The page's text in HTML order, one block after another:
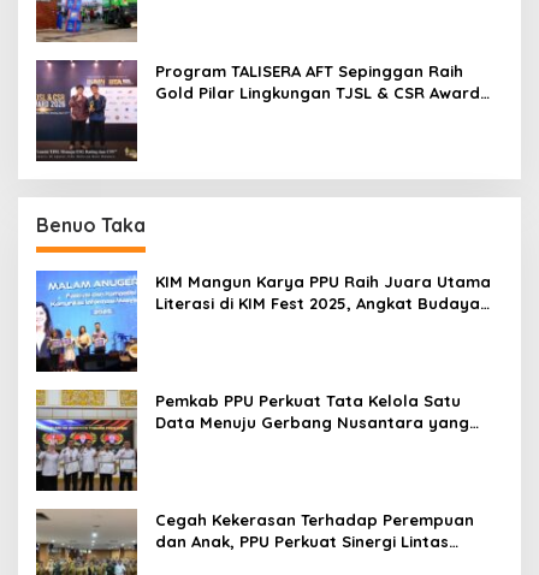
Program TALISERA AFT Sepinggan Raih
Gold Pilar Lingkungan TJSL & CSR Award
Benuo Taka
KIM Mangun Karya PPU Raih Juara Utama
Literasi di KIM Fest 2025, Angkat Budaya
Pemkab PPU Perkuat Tata Kelola Satu
Data Menuju Gerbang Nusantara yang
Cegah Kekerasan Terhadap Perempuan
dan Anak, PPU Perkuat Sinergi Lintas